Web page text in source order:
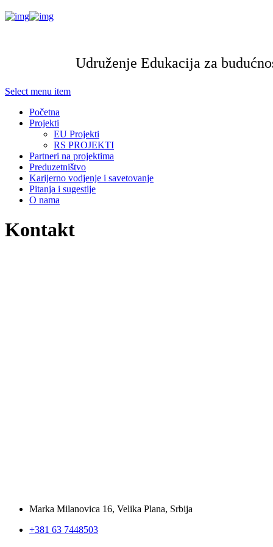
Udruženje Edukacija za
Select menu item
Početna
Projekti
EU Projekti
RS PROJEKTI
Partneri na projektima
Preduzetništvo
Karijerno vodjenje i savetovanje
Pitanja i sugestije
O nama
Kontakt
Marka Milanovica 16, Velika Plana, Srbija
+381 63 7448503